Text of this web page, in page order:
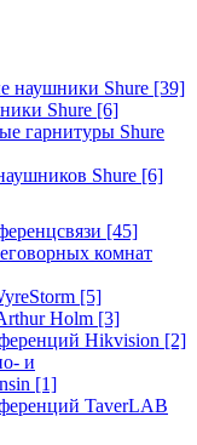
наушники Shure [39]
Shure [6]
гарнитуры Shure
Shure [6]
[45]
комнат
[5]
Holm [3]
Hikvision [2]
и
[1]
TaverLAB